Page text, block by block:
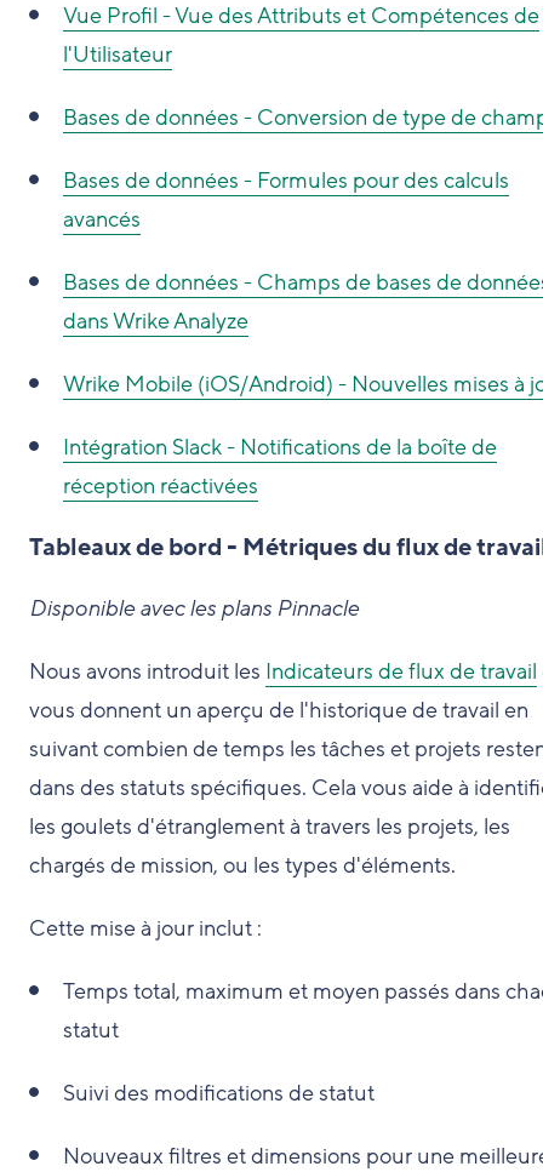
Vue Profil - Vue des Attributs et Compétences de
l'Utilisateur
Bases de données - Conversion de type de
Bases de données - Formules pour des calculs
avancés
Bases de données - Champs de bases de
dans Wrike Analyze
Wrike Mobile (iOS/Android) - Nouvelles mises à
Intégration Slack - Notifications de la boîte de
réception réactivées
Tableaux de bord - Métriques du flux de
Disponible avec les plans Pinnacle
Nous avons introduit les Indicateurs de flux de travail
vous donnent un aperçu de l'historique de travail en
suivant combien de temps les tâches et projets
dans des statuts spécifiques. Cela vous aide à
les goulets d'étranglement à travers les projets, les
chargés de mission, ou les types d'éléments.
Cette mise à jour inclut :
Temps total, maximum et moyen passés dans
statut
Suivi des modifications de statut
Nouveaux filtres et dimensions pour une